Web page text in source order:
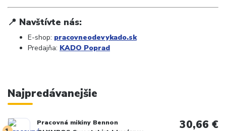
📍 Navštívte nás:
E-shop: pracovneodevykado.sk
Predajňa: KADO Poprad
Najpredávanejšie
Pracovná mikiny Bennon
30,66 €